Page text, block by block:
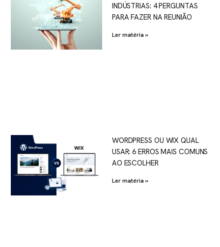
INDÚSTRIAS: 4 PERGUNTAS
PARA FAZER NA REUNIÃO
Ler matéria »
WORDPRESS OU WIX QUAL
USAR: 6 ERROS MAIS COMUNS
AO ESCOLHER
Ler matéria »